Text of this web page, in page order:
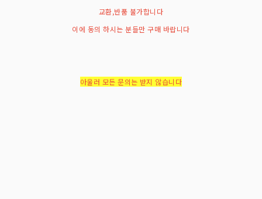
교환,반품 불가합니다
이에 동의 하시는 분들만 구매 바랍니다
아울러 모든 문의는 받지 않습니다